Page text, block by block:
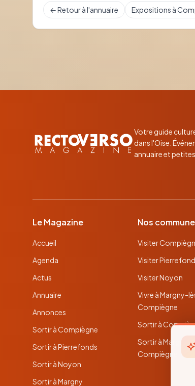
← Retour à l'annuaire Expositions à
Votre guide
dans l'Oise.
annuaire et
Le Magazine
Accueil
Agenda
Actus
Annuaire
Annonces
Sortir à Compiègne
Sortir à Pierrefonds
Sortir à Noyon
Sortir à Margny
Nos
Visiter
Visiter
Visiter Noyon
Vivre à Margny-
Compiègne
Sortir à
Sortir à Margny-
Compiègne